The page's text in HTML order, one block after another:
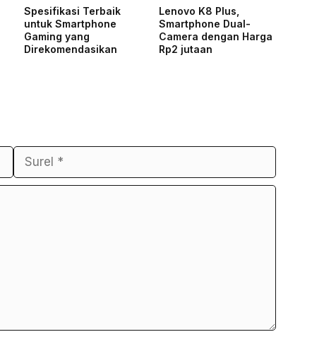
Spesifikasi Terbaik
untuk Smartphone
Gaming yang
Direkomendasikan
Lenovo K8 Plus,
Smartphone Dual-
Camera dengan Harga
Rp2 jutaan